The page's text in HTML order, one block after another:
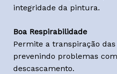
integridade da pintura.
Boa Respirabilidade
Permite a transpiração
prevenindo problemas
descascamento.